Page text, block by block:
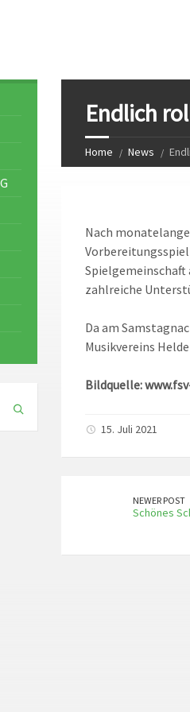
Endlich
Home News
Nach
Vorbereitungsspiel
Spielgemeinschaft
zahlreiche
Da am
Musikvereins
Bildquelle:
15. Juli 2021
NEWER POST
Schönes